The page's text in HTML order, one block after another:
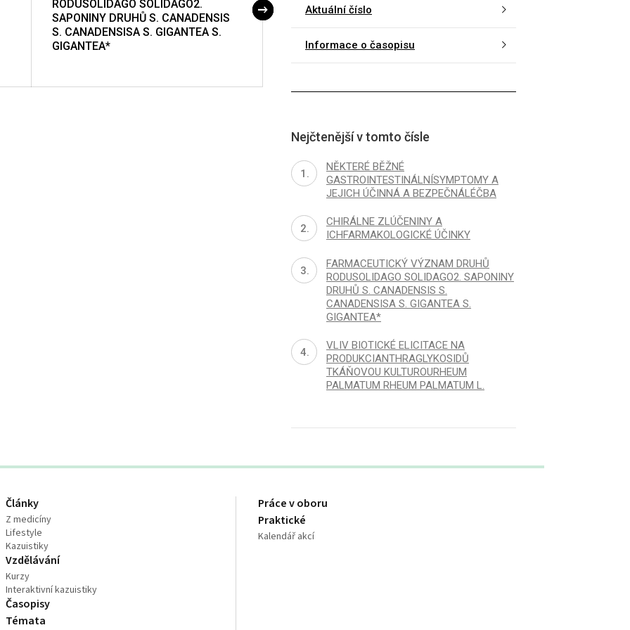
RODUSOLIDAGO SOLIDAGO2.
SAPONINY DRUHŮ S. CANADENSIS
S. CANADENSISA S. GIGANTEA S.
GIGANTEA*
GASTROINTESTINÁLNÍSYMPTOMY A
JEJICH ÚČINNÁ A BEZPEČNÁLÉČBA
Aktuální číslo
Informace o časopisu
Nejčtenější v tomto čísle
NĚKTERÉ BĚŽNÉ
GASTROINTESTINÁLNÍSYMPTOMY A
JEJICH ÚČINNÁ A BEZPEČNÁLÉČBA
CHIRÁLNE ZLÚČENINY A
ICHFARMAKOLOGICKÉ ÚČINKY
FARMACEUTICKÝ VÝZNAM DRUHŮ
RODUSOLIDAGO SOLIDAGO2. SAPONINY
DRUHŮ S. CANADENSIS S.
CANADENSISA S. GIGANTEA S.
GIGANTEA*
VLIV BIOTICKÉ ELICITACE NA
PRODUKCIANTHRAGLYKOSIDŮ
TKÁŇOVOU KULTUROURHEUM
PALMATUM RHEUM PALMATUM L.
Články
Z medicíny
Lifestyle
Kazuistiky
Vzdělávání
Kurzy
Interaktivní kazuistiky
Časopisy
Témata
Práce v oboru
Praktické
Kalendář akcí